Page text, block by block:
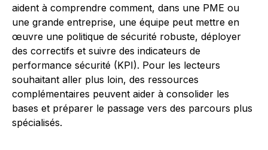
aident à comprendre comment, dans une PME ou
une grande entreprise, une équipe peut mettre en
œuvre une politique de sécurité robuste, déployer
des correctifs et suivre des indicateurs de
performance sécurité (KPI). Pour les lecteurs
souhaitant aller plus loin, des ressources
complémentaires peuvent aider à consolider les
bases et préparer le passage vers des parcours plus
spécialisés.